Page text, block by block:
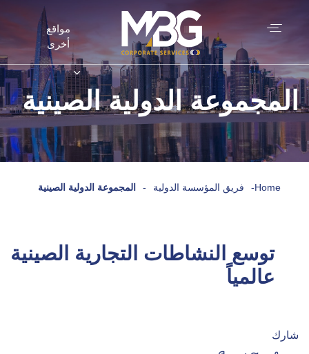
مواقع
أخرى
المجموعة الدولية الصينية
Home
- فريق المؤسسة الدولية - المجموعة الدولية الصينية
توسع النشاطات التجارية الصينية
عالمياً
شارك